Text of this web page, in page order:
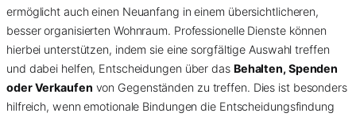
ermöglicht auch einen Neuanfang in einem übersichtlicheren,
besser organisierten Wohnraum. Professionelle Dienste können
hierbei unterstützen, indem sie eine sorgfältige Auswahl treffen
und dabei helfen, Entscheidungen über das Behalten, Spenden
oder Verkaufen von Gegenständen zu treffen. Dies ist besonders
hilfreich, wenn emotionale Bindungen die Entscheidungsfindung